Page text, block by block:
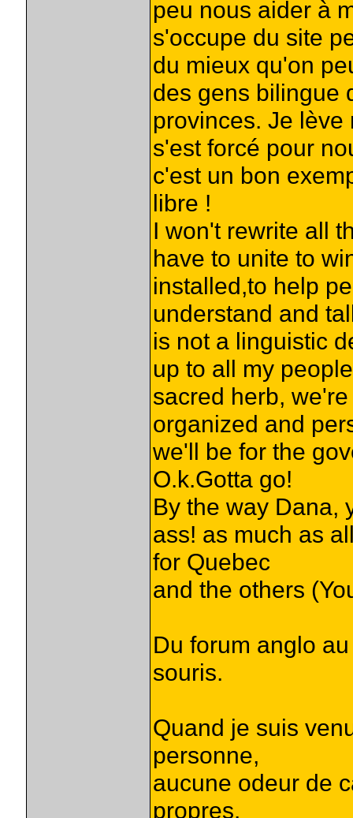
peu nous aider à
s'occupe du site
du mieux qu'on
des gens bilingue
provinces. Je
s'est forcé pour
c'est un bon
libre !
I won't rewrite all
have to unite to
installed,to help
understand and
is not a linguistic
up to all my
sacred herb,
organized and
we'll be for the
O.k.Gotta go!
By the way Dana,
ass! as much as
for Quebec
and the others
Du forum anglo
souris.
Quand je suis
personne,
aucune odeur de
propres.